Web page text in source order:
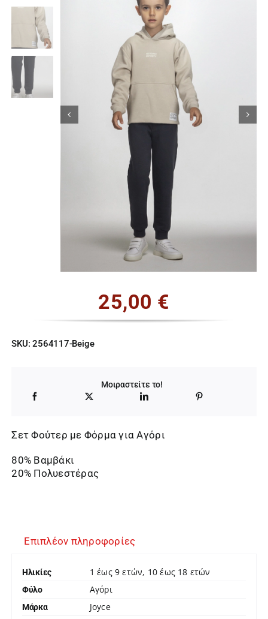
Κορίτσι
Εσώρουχα
Είδη Παρέλασης
25,00 €
SKU:2564117-Beige
Μοιραστείτε το!
Σετ Φούτερ με Φόρμα για Αγόρι
80% Βαμβάκι
20% Πολυεστέρας
Επιπλέον πληροφορίες
Ηλικίες 1 έως 9 ετών, 10 έως 18 ετών
Φύλο Αγόρι
Μάρκα Joyce